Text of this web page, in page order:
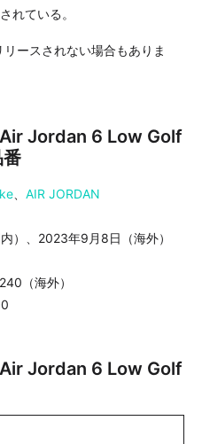
れている。
ースされない場合もありま
Jordan 6 Low Golf
AIR JORDAN
）、2023年9月8日（海外）
（海外）
Jordan 6 Low Golf